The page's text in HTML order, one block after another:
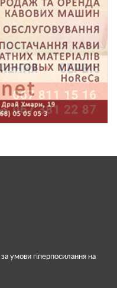
за умови гіперпосилання на